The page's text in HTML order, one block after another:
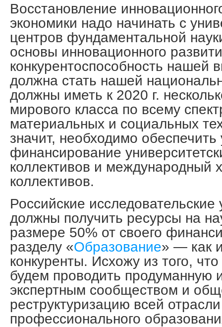
Восстановление
экономики надо начинать с
центров фундаментальной
основы инновационного
конкурентоспособность нашей
должна стать нашей
должны иметь к 2020 г.
мирового класса по всему
материальных и социальных
значит, необходимо обеспечить
финансирование
коллективов и международный
коллективов.
Российские исследовательские
должны получить ресурсы на
размере 50% от своего
разделу «Образование» — как
конкуренты. Исхожу из того,
будем проводить продуманную
экспертным сообществом и
реструктуризацию всей отрасли
профессионального